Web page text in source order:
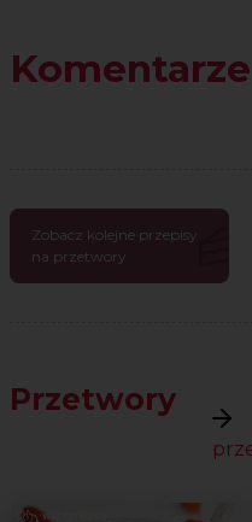
Komentarze
Zobacz kolejne przepisy
na przetwory
Przetwory